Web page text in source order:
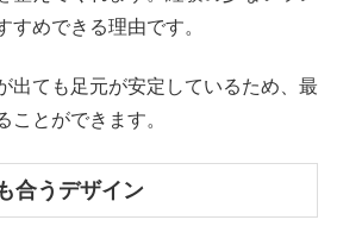
すめできる理由です。
出ても足元が安定しているため、最
ことができます。
合うデザイン